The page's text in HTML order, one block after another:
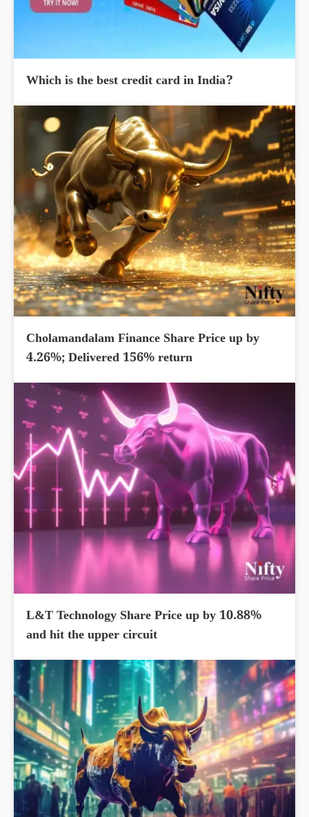
Which is the best credit card in India?
Cholamandalam Finance Share Price up by
4.26%; Delivered 156% return
L&T Technology Share Price up by 10.88%
and hit the upper circuit